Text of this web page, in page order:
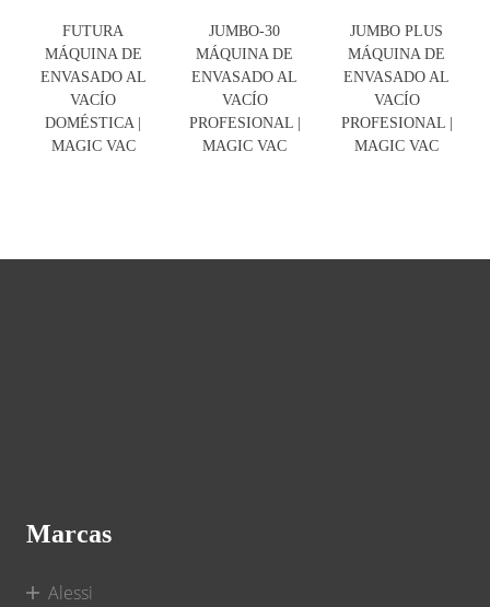
FUTURA
MÁQUINA DE
ENVASADO AL
VACÍO
DOMÉSTICA |
MAGIC VAC
JUMBO-30
MÁQUINA DE
ENVASADO AL
VACÍO
PROFESIONAL |
MAGIC VAC
JUMBO PLUS
MÁQUINA DE
ENVASADO AL
VACÍO
PROFESIONAL |
MAGIC VAC
Marcas
Alessi